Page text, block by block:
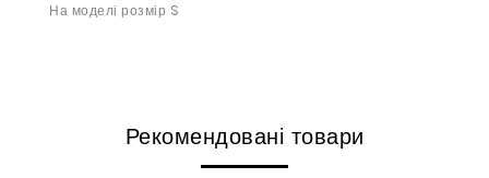
На моделі розмір S
Рекомендовані товари